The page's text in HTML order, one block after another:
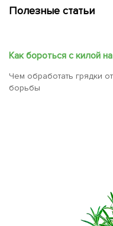
Полезные статьи
Как бороться с килой
Чем обработать грядки
борьбы